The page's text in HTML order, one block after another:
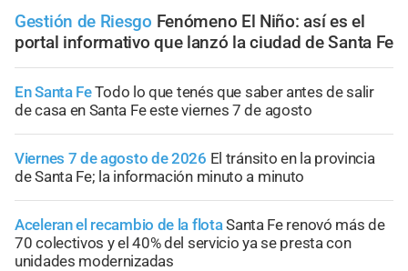
Gestión de Riesgo Fenómeno El Niño: así es el
portal informativo que lanzó la ciudad de Santa Fe
En Santa FeTodo lo que tenés que saber antes de salir
de casa en Santa Fe este viernes 7 de agosto
Viernes 7 de agosto de 2026 El tránsito en la provincia
de Santa Fe; la información minuto a minuto
Aceleran el recambio de la flotaSanta Fe renovó más de
70 colectivos y el 40% del servicio ya se presta con
unidades modernizadas